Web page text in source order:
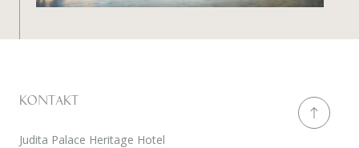
Kontakt
Judita Palace Heritage Hotel